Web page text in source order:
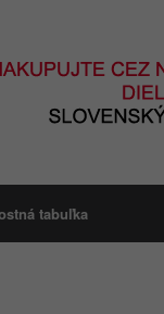
tabuľka